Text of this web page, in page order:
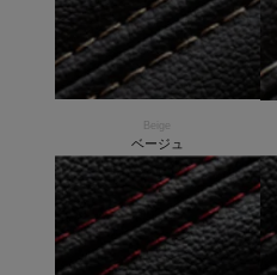
ベージュ